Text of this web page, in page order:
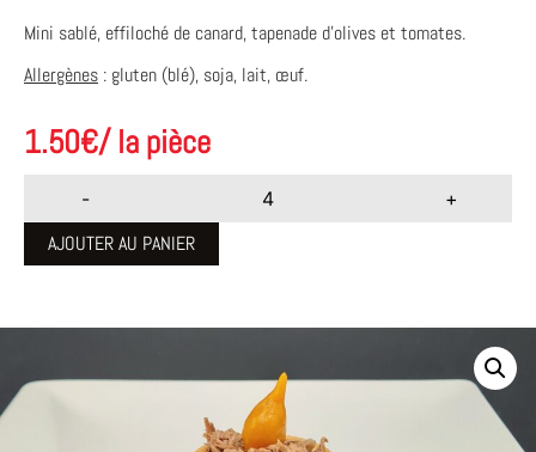
Mini sablé, effiloché de canard, tapenade d’olives et tomates.
Allergènes : gluten (blé), soja, lait, œuf.
1.50€/ la pièce
- +
AJOUTER AU PANIER